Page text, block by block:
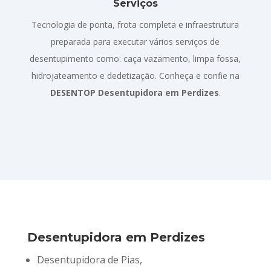
Serviços
Tecnologia de ponta, frota completa e infraestrutura
preparada para executar vários serviços de
desentupimento como: caça vazamento, limpa fossa,
hidrojateamento e dedetização. Conheça e confie na
DESENTOP Desentupidora em Perdizes.
Desentupidora em Perdizes
Desentupidora de Pias,